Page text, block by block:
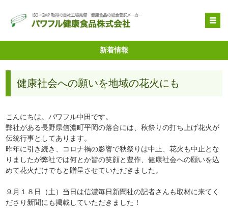
OEM受託製造
原料提供
品質管理・取得特許
企業情報
新着情報
健康社会への願いを地域の花火にも
こんにちは。パワフル中田です。
弊社がある長野県信濃町平岡の落合には、秋祭りの打ち上げ花火が
伝統行事としてあります。
昨年に引き続き、コロナ禍の影響で秋祭りは中止、花火も中止とな
りましたが弊社では何とか皆の笑顔と豊作、健康社会への願いを込
めて花火だけでもと贈呈させていただきました。
９月１８日（土）当日は信濃毎日新聞社の記者さんも取材に来てく
ださり新聞にも掲載していただきました！